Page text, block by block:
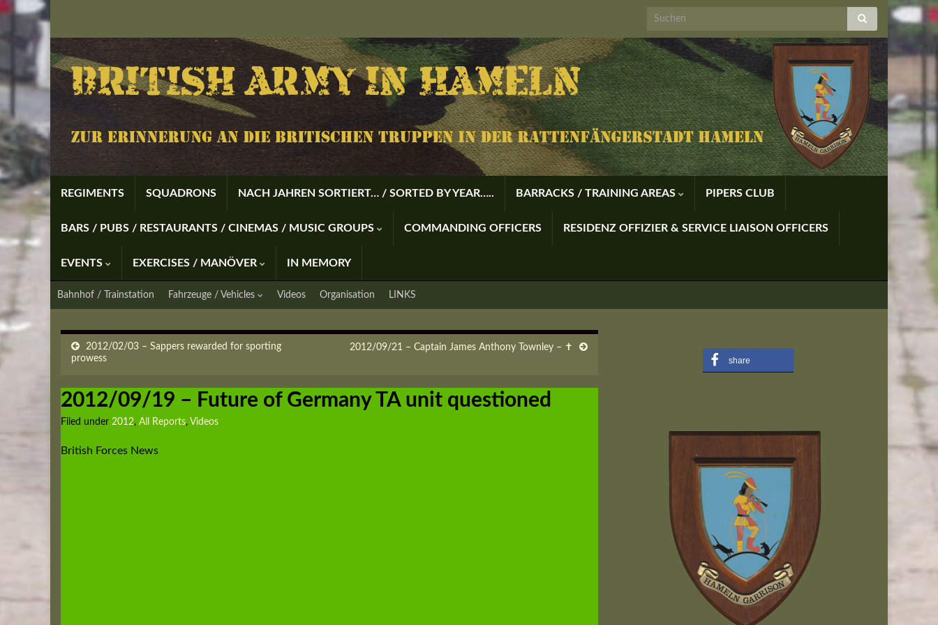
REGIMENTS SQUADRONS NACH JAHREN SORTIERT… / SORTED BY YEAR….. BARRACKS / TRAINING AREAS PIPERS CLUB
BARS / PUBS / RESTAURANTS / CINEMAS / MUSIC GROUPS COMMANDING OFFICERS RESIDENZ OFFIZIER & SERVICE LIAISON OFFICERS
EVENTS EXERCISES / MANÖVER IN MEMORY
Bahnhof / Trainstation Fahrzeuge / Vehicles Videos Organisation LINKS
2012/02/03 – Sappers rewarded for sporting
prowess
2012/09/21 – Captain James Anthony Townley – ✝
2012/09/19 – Future of Germany TA unit questioned
Filed under 2012, All Reports, Videos
British Forces News
share